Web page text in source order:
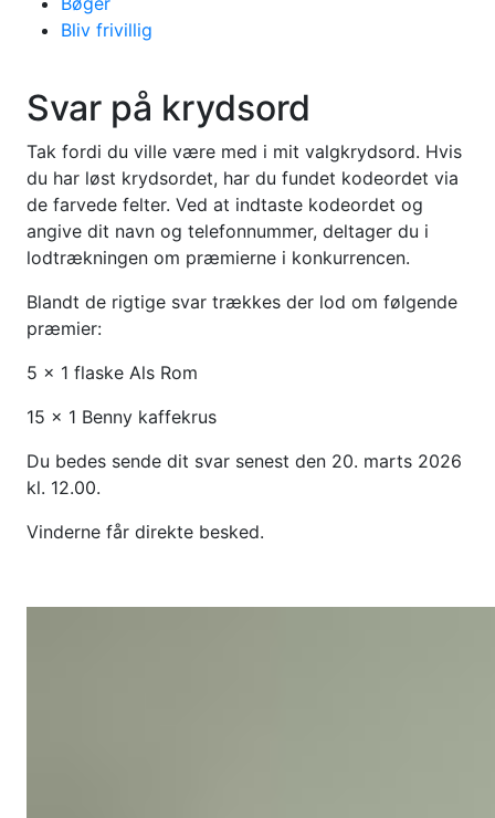
Bliv frivillig
Krydsord
Svar på krydsord
Tak fordi du ville være med i mit valgkrydsord. Hvis
du har løst krydsordet, har du fundet kodeordet via
de farvede felter. Ved at indtaste kodeordet og
angive dit navn og telefonnummer, deltager du i
lodtrækningen om præmierne i konkurrencen.
Blandt de rigtige svar trækkes der lod om følgende
præmier:
5 x 1 flaske Als Rom
15 x 1 Benny kaffekrus
Du bedes sende dit svar senest den 20. marts 2026
kl. 12.00.
Vinderne får direkte besked.